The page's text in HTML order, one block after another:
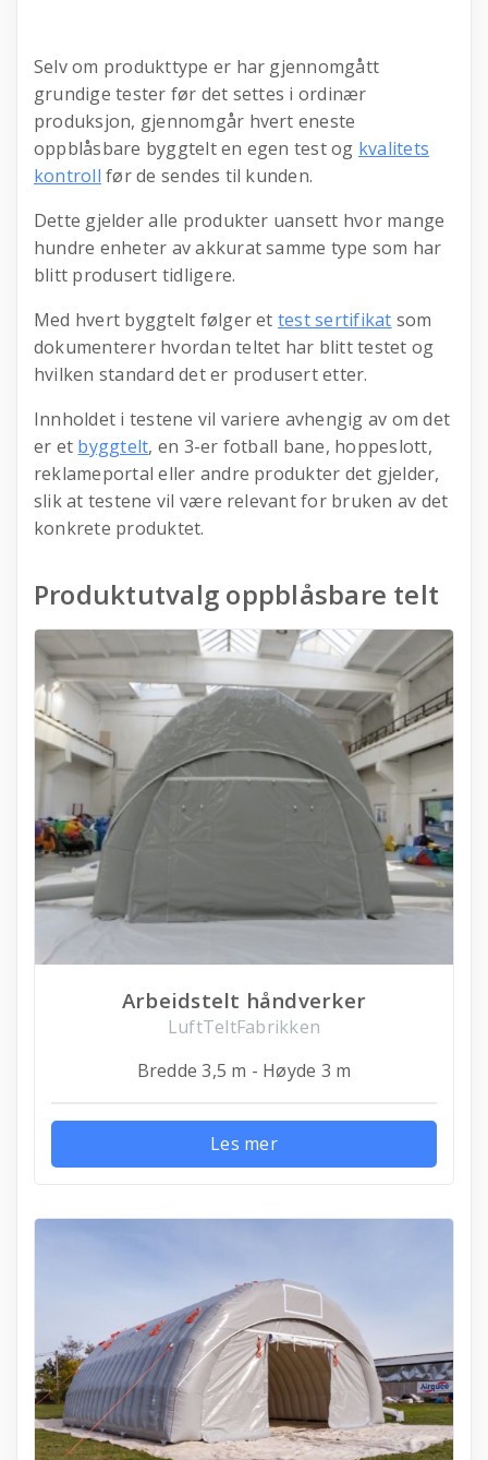
Selv om produkttype er har gjennomgått
grundige tester før det settes i ordinær
produksjon, gjennomgår hvert eneste
oppblåsbare byggtelt en egen test og kvalitets
kontroll før de sendes til kunden.
Dette gjelder alle produkter uansett hvor mange
hundre enheter av akkurat samme type som har
blitt produsert tidligere.
Med hvert byggtelt følger et test sertifikat som
dokumenterer hvordan teltet har blitt testet og
hvilken standard det er produsert etter.
Innholdet i testene vil variere avhengig av om det
er et byggtelt, en 3-er fotball bane, hoppeslott,
reklameportal eller andre produkter det gjelder,
slik at testene vil være relevant for bruken av det
konkrete produktet.
Produktutvalg oppblåsbare telt
Arbeidstelt håndverker
LuftTeltFabrikken
Bredde 3,5 m - Høyde 3 m
Les mer